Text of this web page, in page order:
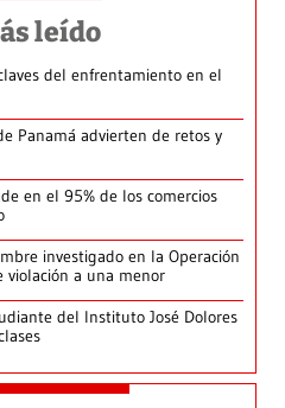
leído
del enfrentamiento en el
Panamá advierten de retos y
en el 95% de los comercios
investigado en la Operación
violación a una menor
del Instituto José Dolores